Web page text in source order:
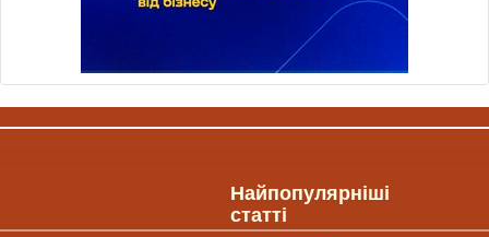
Найпопулярніші
статті